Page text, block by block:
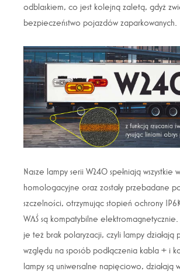
odblaskiem, co jest kolejną zaletą, gdyż
bezpieczeństwo pojazdów zaparkowanych.
Nasze lampy serii W240 spełniają wszystkie
homologacyjne oraz zostały przebadane
szczelności, otrzymując stopień ochrony
WAŚ są kompatybilne
je też brak polaryzacji, czyli lampy działają
względu na sposób podłączenia kabla + i
lampy są uniwersalne napięciowo, działają